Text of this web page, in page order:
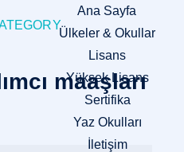
Ana Sayfa
Ülkeler & Okullar
Lisans
Yüksek Lisans
Sertifika
Yaz Okulları
İletişim
maaşları